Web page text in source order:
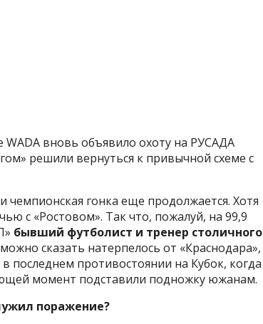
вновь объявило охоту на РУСАДА
решили вернуться к привычной схеме с
гонка еще продолжается. Хотя
с «Ростовом». Так что, пожалуй, на 99,9
бывший футболист и тренер столичного
сказать натерпелось от «Краснодара»,
последнем противостоянии на Кубок, когда
момент подставили подножку южанам.
поражение?